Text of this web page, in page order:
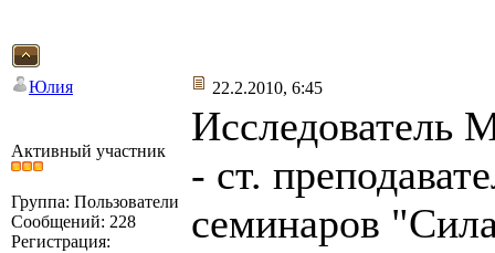
Юлия 22.2.2010, 6:45
Активный участник
Группа: Пользователи
Сообщений: 228
Регистрация:
Исследователь
- ст.
семинаров